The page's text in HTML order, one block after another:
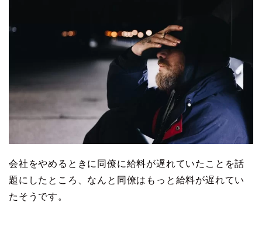
会社をやめるときに同僚に給料が遅れていたことを話
題にしたところ、なんと同僚はもっと給料が遅れてい
たそうです。